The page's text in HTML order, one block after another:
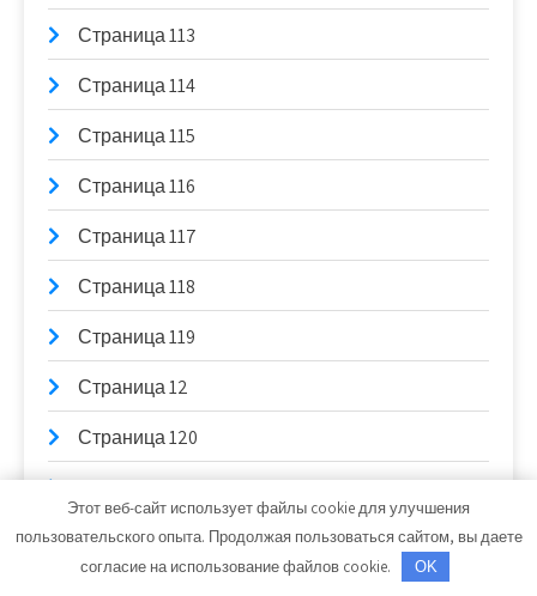
Страница 113
Страница 114
Страница 115
Страница 116
Страница 117
Страница 118
Страница 119
Страница 12
Страница 120
Страница 121
Страница 122
Этот веб-сайт использует файлы cookie для улучшения
пользовательского опыта. Продолжая пользоваться сайтом, вы даете
согласие на использование файлов cookie.
OK